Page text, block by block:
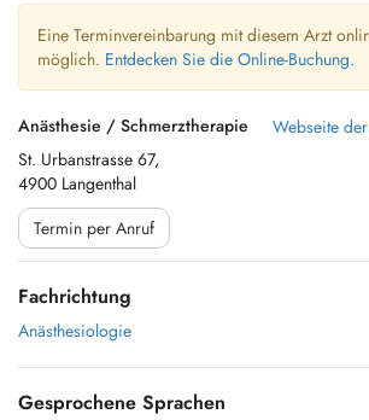
Eine Terminvereinbarung mit diesem Arzt
möglich. Entdecken Sie die Online-Buchung.
Anästhesie / Schmerztherapie
St. Urbanstrasse 67,
4900 Langenthal
Webseite
Termin per Anruf
Fachrichtung
Anästhesiologie
Gesprochene Sprachen